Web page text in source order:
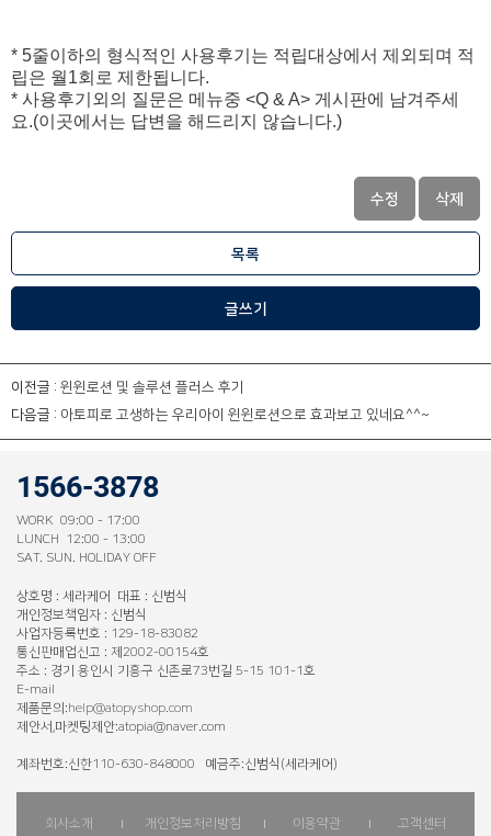
* 5줄이하의 형식적인 사용후기는 적립대상에서 제외되며 적
립은 월1회로 제한됩니다.
* 사용후기외의 질문은 메뉴중 <Q & A> 게시판에 남겨주세
요.(이곳에서는 답변을 해드리지 않습니다.)
수정 삭제
목록
글쓰기
이전글 : 윈윈로션 및 솔루션 플러스 후기
다음글 : 아토피로 고생하는 우리아이 윈윈로션으로 효과보고 있네요^^~
1566-3878
WORK 09:00 - 17:00
LUNCH 12:00 - 13:00
SAT. SUN. HOLIDAY OFF
상호명 : 세라케어 대표 : 신범식
개인정보책임자 : 신범식
사업자등록번호 : 129-18-83082
통신판매업신고 : 제2002-00154호
주소 : 경기 용인시 기흥구 신촌로73번길 5-15 101-1호
E-mail
제품문의:help@atopyshop.com
제안서,마켓팅제안:atopia@naver.com
계좌번호:신한110-630-848000 예금주:신범식(세라케어)
회사소개 개인정보처리방침 이용약관 고객센터